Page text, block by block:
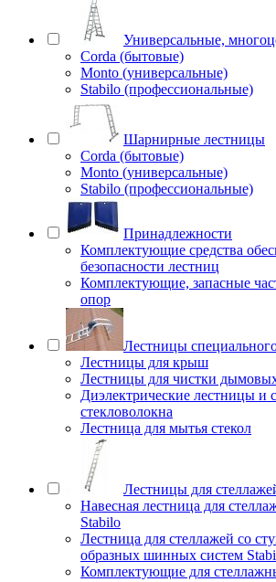
Универсальные,
Corda (бытовые)
Monto (универсальные)
Stabilo (профессиональные)
Шарнирные лестницы
Corda (бытовые)
Monto (универсальные)
Stabilo (профессиональные)
Принадлежности
Комплектующие средства
безопасности лестниц
Комплектующие, запасные
опор
Лестницы
Лестницы для крыш
Лестницы для чистки
Диэлектрические лестницы и
стекловолокна
Лестница для мытья стекол
Лестницы для
Навесная лестница для
Stabilo
Лестница для стеллажей со
образных шинных систем
Комплектующие для